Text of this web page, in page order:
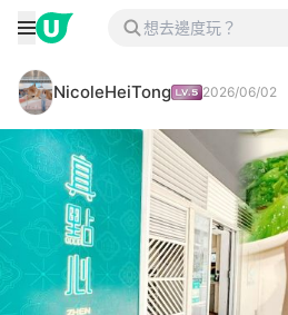
NicoleHeiTong 2026/06/02